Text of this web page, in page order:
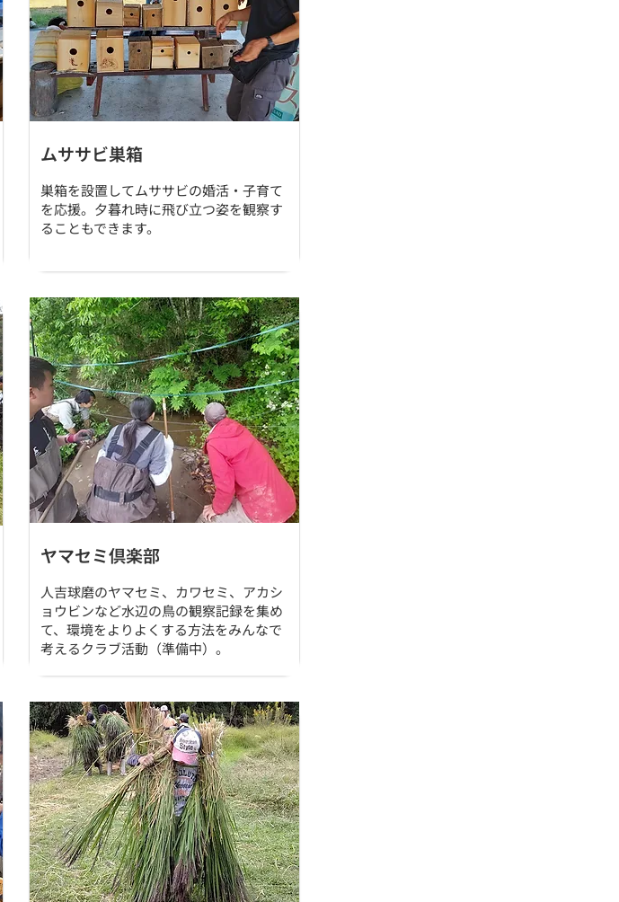
ムササビ巣箱
巣箱を設置してムササビの婚活・子育て
を応援。夕暮れ時に飛び立つ姿を観察す
ることもできます。
ヤマセミ倶楽部
人吉球磨のヤマセミ、カワセミ、アカシ
ョウビンなど水辺の鳥の観察記録を集め
て、環境をよりよくする方法をみんなで
考えるクラブ活動（準備中）。